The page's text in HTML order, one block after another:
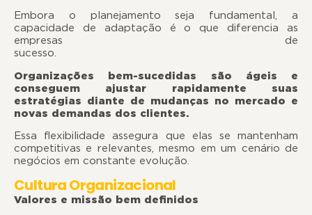
Embora o planejamento seja fundamental, a
capacidade de adaptação é o que diferencia as
empresas de
Organizações bem-sucedidas são ágeis e
conseguem ajustar rapidamente suas
estratégias diante de mudanças no mercado e
novas demandas dos clientes.
Essa flexibilidade assegura que elas se mantenham
competitivas e relevantes, mesmo em um cenário de
negócios em constante evolução.
Cultura Organizacional
Valores e missão bem definidos